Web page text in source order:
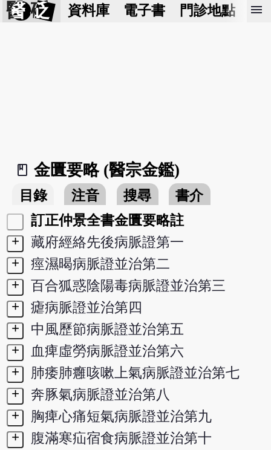
醫 砭 資料庫 電子書 門診地點 預
menu
book_2
金匱要略 (醫宗金鑑)
目錄 注音 搜尋
書介
訂正仲景全書金匱要略註
+
藏府經絡先後病脈證第一
+
痙濕暍病脈證並治第二
+
百合狐惑陰陽毒病脈證並治第三
+
瘧病脈證並治第四
+
中風歷節病脈證並治第五
+
血痺虛勞病脈證並治第六
+
肺痿肺癰咳嗽上氣病脈證並治第七
+
奔豚氣病脈證並治第八
+
胸痺心痛短氣病脈證並治第九
+
腹滿寒疝宿食病脈證並治第十